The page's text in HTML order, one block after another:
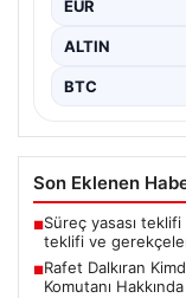
Yüksek…
EUR
ALTIN
BTC
Son Eklenen
■Süreç yasası
teklifi ve
■Rafet Dalkıran
Komutanı